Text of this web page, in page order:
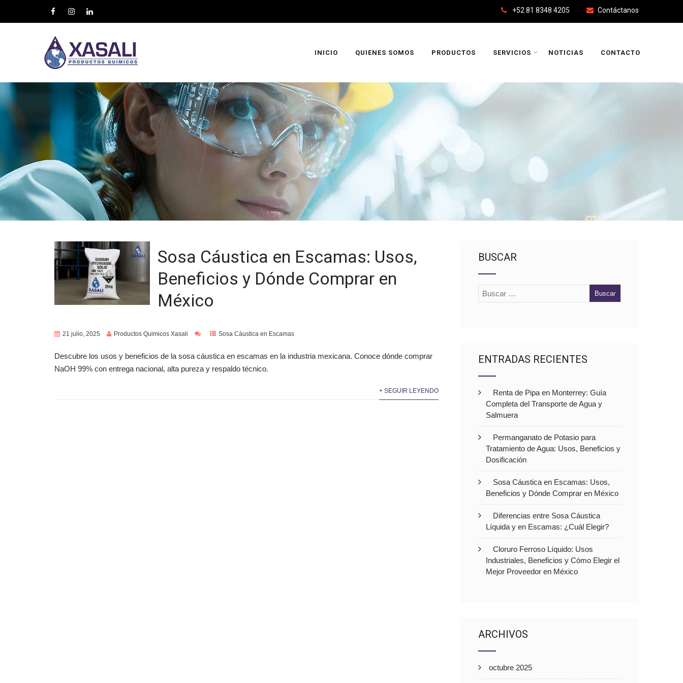
+52 81 8348 4205 Contáctanos
INICIO QUIENES SOMOS PRODUCTOS SERVICIOS NOTICIAS CONTACTO
Sosa Cáustica en Escamas: Usos,
Beneficios y Dónde Comprar en
México
21 julio, 2025 Productos Quimicos Xasali Sosa Cáustica en Escamas
Descubre los usos y beneficios de la sosa cáustica en escamas en la industria mexicana. Conoce dónde comprar
NaOH 99% con entrega nacional, alta pureza y respaldo técnico.
+ SEGUIR LEYENDO
BUSCAR
ENTRADAS RECIENTES
Renta de Pipa en Monterrey: Guía
Completa del Transporte de Agua y
Salmuera
Permanganato de Potasio para
Tratamiento de Agua: Usos, Beneficios y
Dosificación
Sosa Cáustica en Escamas: Usos,
Beneficios y Dónde Comprar en México
Diferencias entre Sosa Cáustica
Líquida y en Escamas: ¿Cuál Elegir?
Cloruro Ferroso Líquido: Usos
Industriales, Beneficios y Cómo Elegir el
Mejor Proveedor en México
ARCHIVOS
octubre 2025